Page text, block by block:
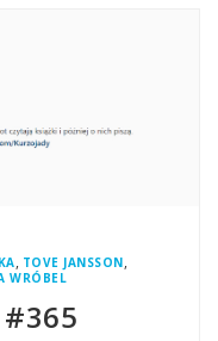
, TOVE JANSSON,
WRÓBEL
#365